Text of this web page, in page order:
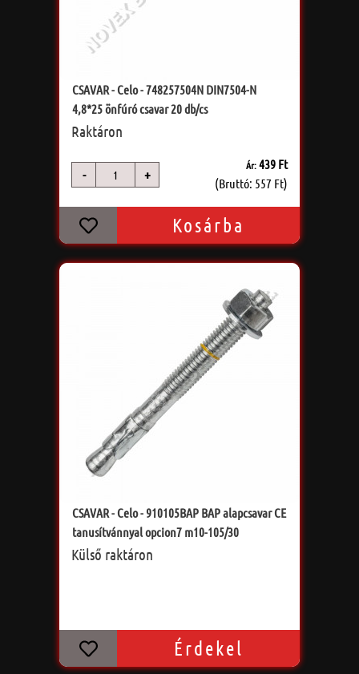
CSAVAR - Celo - 748257504N DIN7504-N
4,8*25 önfúró csavar 20 db/cs
Raktáron
- +
Ár:439 Ft
(Bruttó: 557 Ft)
Kosárba
CSAVAR - Celo - 910105BAP BAP alapcsavar CE
tanusítvánnyal opcion7 m10-105/30
Külső raktáron
Érdekel